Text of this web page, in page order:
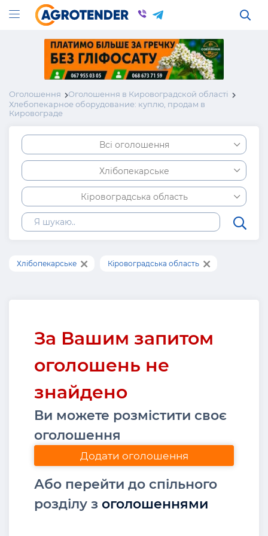
Оголошення
Оголошення в Кировоградской області
Хлебопекарное оборудование: куплю, продам в
Кировограде
Всі оголошення
Хлібопекарське
Кіровоградська область
Хлібопекарське Кіровоградська область
За Вашим запитом
оголошень не
знайдено
Ви можете розмістити своє
оголошення
Додати оголошення
Або перейти до спільного
розділу з оголошеннями